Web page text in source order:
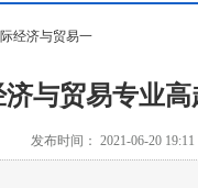
经济与贸易一
济与贸易专业
发布时间： 2021-06-20